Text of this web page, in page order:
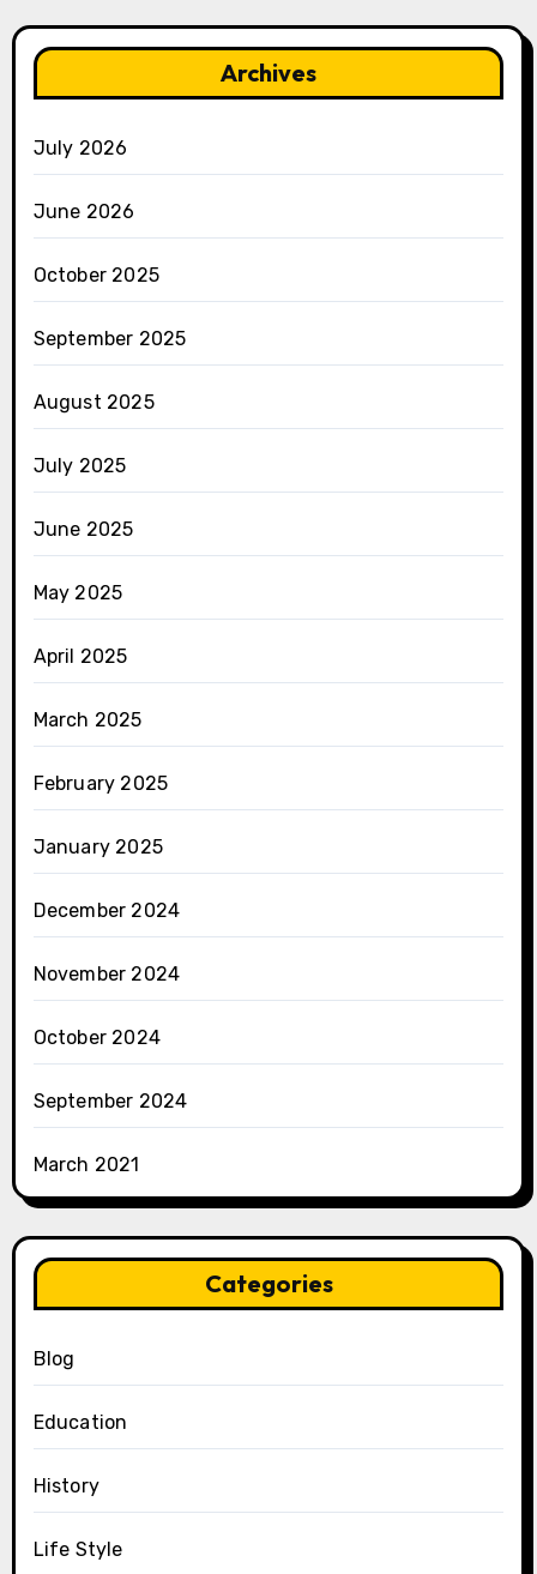
Archives
July 2026
June 2026
October 2025
September 2025
August 2025
July 2025
June 2025
May 2025
April 2025
March 2025
February 2025
January 2025
December 2024
November 2024
October 2024
September 2024
March 2021
Categories
Blog
Education
History
Life Style